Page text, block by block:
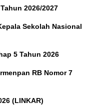
2026/2027
Sekolah Nasional
5 Tahun 2026
RB Nomor 7
(LINKAR)